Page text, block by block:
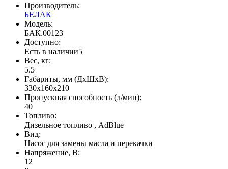
Производитель:
БЕЛАК
Модель:
БАК.00123
Доступно:
Есть в наличии5
Вес, кг:
5.5
Габариты, мм (ДxШxВ):
330х160х210
Пропускная способность (л/мин):
40
Топливо:
Дизельное топливо , AdBlue
Вид:
Насос для замены масла и перекачки
Напряжение, В:
12